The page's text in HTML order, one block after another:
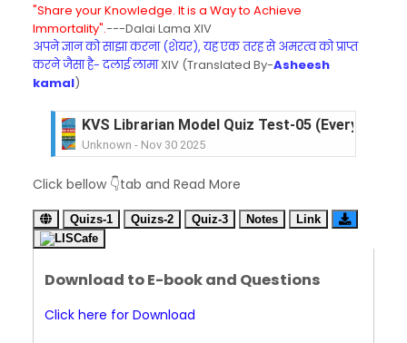
"Share your Knowledge. It is a Way to Achieve
Immortality".---Dalai Lama XIV
अपने ज्ञान को साझा करना (शेयर), यह एक तरह से अमरत्व को प्राप्त
करने जैसा है- दलाई लामाXIV (Translated By-Asheesh
kamal)
KVS Librarian Model Quiz Test-05 (Every
Unknown - Nov 30 2025
Unknown- Nov 29 2025
KVS Librarian Model Quiz Test-03 (Every
Unknown-Nov 28 2025
KVS Librarian Model Quiz Test-02 in Hindi (प्रत्येक
KVS Librarian -LIS Model Test Series-01
Unknown - Nov 26 2025
Click bellow 👇tab and Read More
Quizs-1 Quizs-2 Quiz-3 Notes Link
Download to E-book and Questions
Click here for Download